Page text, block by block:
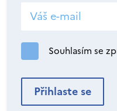
Souhlasím se